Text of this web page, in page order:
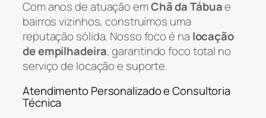
Com anos de atuação emChã da Tábuae
bairros vizinhos, construímos uma
reputação sólida. Nosso foco é na locação
de empilhadeira, garantindo foco total no
serviço de locação e suporte.
Atendimento Personalizado e Consultoria
Técnica